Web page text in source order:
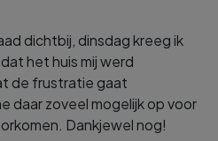
dichtbij, dinsdag kreeg ik
het huis mij werd
de frustratie gaat
daar zoveel mogelijk op voor
Dankjewel nog!